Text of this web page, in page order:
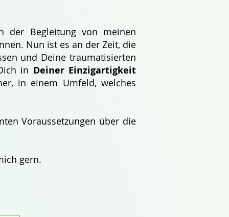
der Begleitung von meinen
Nun ist es an der Zeit, die
und Deine traumatisierten
in Deiner Einzigartigkeit
in einem Umfeld, welches
Voraussetzungen über die
gern.